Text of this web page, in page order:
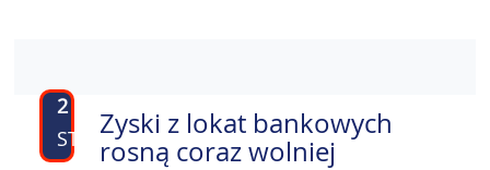
2
STY
Zyski z lokat bankowych
rosną coraz wolniej